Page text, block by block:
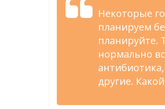
Некоторые
планируем
планируйте.
нормально
другие.